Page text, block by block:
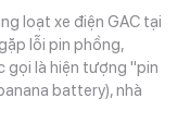
loạt xe điện GAC tại
lỗi pin phồng,
gọi là hiện tượng "pin
battery), nhà